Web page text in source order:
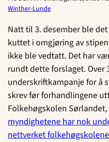
Winther-Lunde
Natt til 3. desember ble
kuttet i omgjøring av
ikke ble vedtatt. Det har
rundt dette forslaget. Over
underskriftkampanje for å
skrev før forhandlingene
Folkehøgskolen Sørlandet,
myndighetene har nok
nettverket